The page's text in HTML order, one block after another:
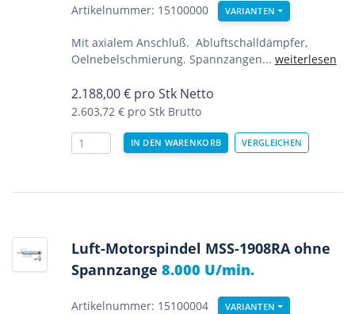
Artikelnummer: 15100000 VARIANTEN
Mit axialem Anschluß. Abluftschalldämpfer,
Oelnebelschmierung. Spannzangen... weiterlesen
2.188,00€ pro Stk Netto
2.603,72 € pro Stk Brutto
Luft-Motorspindel MSS-1908RA ohne
Spannzange 8.000 U/min.
Artikelnummer: 15100004 VARIANTEN